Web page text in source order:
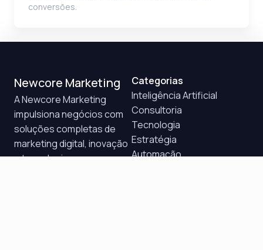
conversões.
Newcore Marketing
A Newcore Marketing
impulsiona negócios com
soluções completas de
marketing digital, inovação
e tecnologia para
Categorias
Inteligência Artificial
Consultoria
Tecnologia
Estratégia
Automação